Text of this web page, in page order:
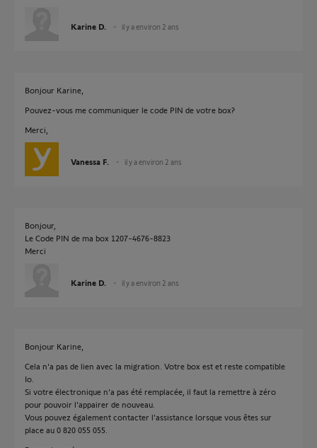
Karine D. il y a environ 2 ans
Bonjour Karine,
Pouvez-vous me communiquer le code PIN de votre box?
Merci,
Vanessa F. il y a environ 2 ans
Bonjour,
Le Code PIN de ma box 1207-4676-8823
Merci
Karine D. il y a environ 2 ans
Bonjour Karine,
Cela n'a pas de lien avec la migration. Votre box est et reste compatible
Io.
Si votre électronique n'a pas été remplacée, il faut la remettre à zéro
pour pouvoir l'appairer de nouveau.
Vous pouvez également contacter l'assistance lorsque vous êtes sur
place au 0 820 055 055.